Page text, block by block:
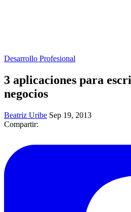
Desarrollo Profesional
3 aplicaciones para
negocios
Beatriz Uribe Sep 19, 2013
Compartir: